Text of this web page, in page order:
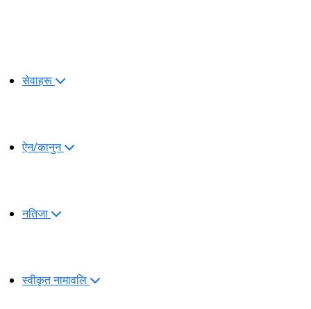
सेवाहरू
ऐन/कानुन
नतिजा
स्वीकृत नामावलि